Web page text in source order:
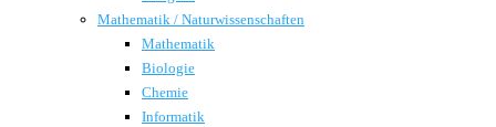
Mathematik / Naturwissenschaften
Mathematik
Biologie
Chemie
Informatik